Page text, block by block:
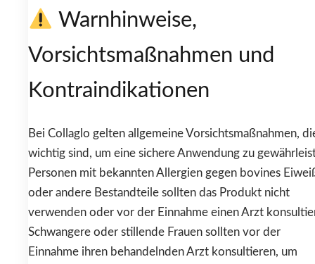
Warnhinweise,
Vorsichtsmaßnahmen und
Kontraindikationen
Bei Collaglo gelten allgemeine Vorsichtsmaßnahmen,
wichtig sind, um eine sichere Anwendung zu
Personen mit bekannten Allergien gegen bovines
oder andere Bestandteile sollten das Produkt nicht
verwenden oder vor der Einnahme einen Arzt
Schwangere oder stillende Frauen sollten vor der
Einnahme ihren behandelnden Arzt konsultieren, um